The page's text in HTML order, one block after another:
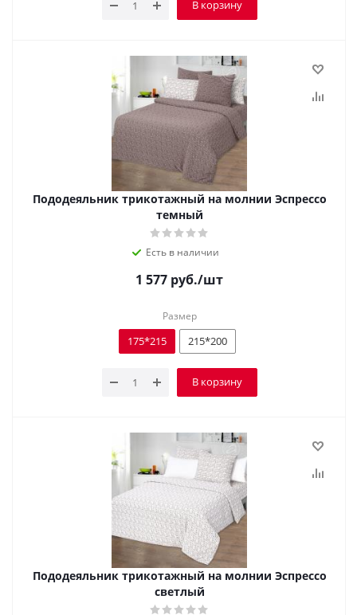
В корзину
Пододеяльник трикотажный на молнии Эспрессо
темный
Есть в наличии
1 577 руб./шт
Размер
175*215 215*200
В корзину
Пододеяльник трикотажный на молнии Эспрессо
светлый